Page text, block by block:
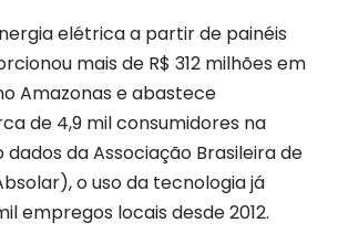
elétrica a partir de painéis
mais de R$ 312 milhões em
Amazonas e abastece
de 4,9 mil consumidores na
dados da Associação Brasileira de
o uso da tecnologia já
empregos locais desde 2012.